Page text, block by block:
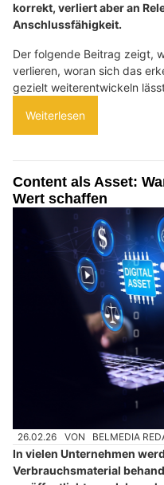
korrekt, verliert aber an
Anschlussfähigkeit.
Der folgende Beitrag zeigt,
verlieren, woran sich das
gezielt weiterentwickeln
Weiterlesen
Content als Asset:
Wert schaffen
26.02.26 VON BELMEDIA
In vielen Unternehmen
Verbrauchsmaterial